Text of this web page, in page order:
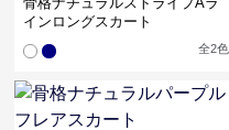
インロングスカート
全2色